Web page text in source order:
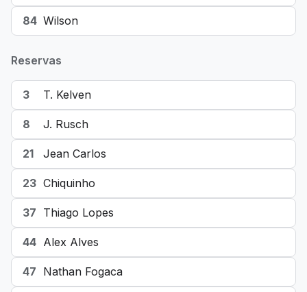
84 Wilson
Reservas
3 T. Kelven
8 J. Rusch
21 Jean Carlos
23 Chiquinho
37 Thiago Lopes
44 Alex Alves
47 Nathan Fogaca